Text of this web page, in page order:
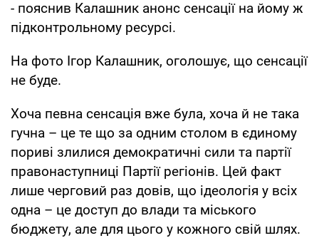
- пояснив Калашник анонс сенсації на йому ж
підконтрольному ресурсі.
На фото Ігор Калашник, оголошує, що сенсації
не буде.
Хоча певна сенсація вже була, хоча й не така
гучна – це те що за одним столом в єдиному
пориві злилися демократичні сили та партії
правонаступниці Партії регіонів. Цей факт
лише черговий раз довів, що ідеологія у всіх
одна – це доступ до влади та міського
бюджету, але для цього у кожного свій шлях.